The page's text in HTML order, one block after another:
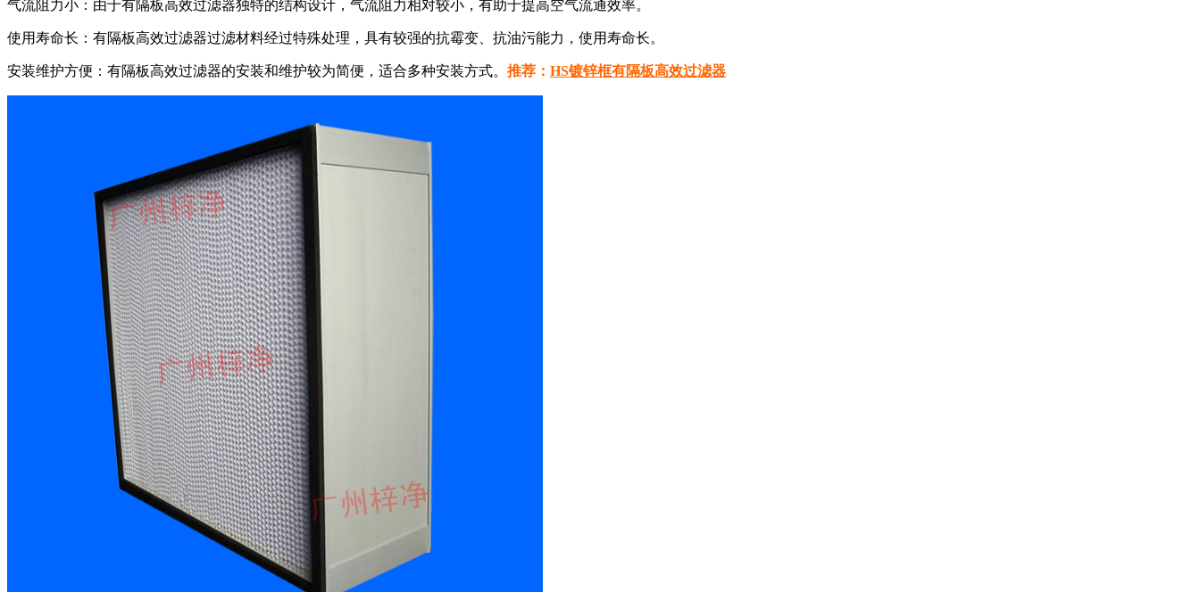
气流阻力小：由于有隔板高效过滤器独特的结构设计，气流阻力相对较小，有助于提高空气流通效率。
使用寿命长：有隔板高效过滤器过滤材料经过特殊处理，具有较强的抗霉变、抗油污能力，使用寿命长。
安装维护方便：有隔板高效过滤器的安装和维护较为简便，适合多种安装方式。 推荐： HS镀锌框有隔板高效过滤器